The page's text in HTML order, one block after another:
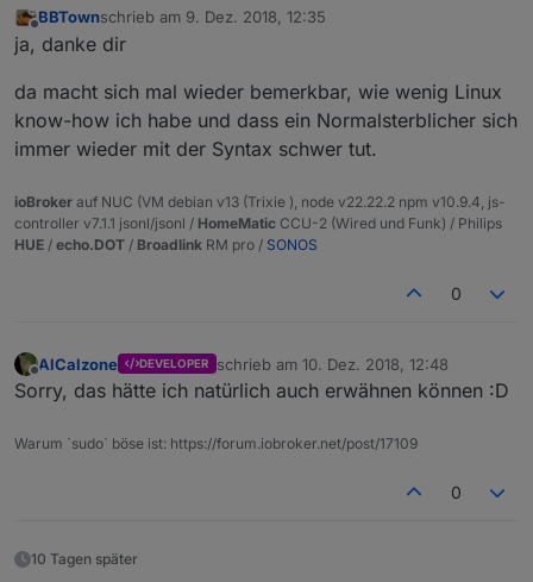
Offline
BBTownschrieb am 9. Dez. 2018, 12:35
zuletzt editiert von
ja, danke dir
da macht sich mal wieder bemerkbar, wie wenig Linux
know-how ich habe und dass ein Normalsterblicher sich
immer wieder mit der Syntax schwer tut.
ioBroker auf NUC (VM debian v13 (Trixie ), node v22.22.2 npm v10.9.4, js-
controller v7.1.1 jsonl/jsonl / HomeMatic CCU-2 (Wired und Funk) / Philips
HUE / echo.DOT / Broadlink RM pro / SONOS
0
AlCalzone DEVELOPER schrieb am 10. Dez. 2018, 12:48
zuletzt editiert von
Sorry, das hätte ich natürlich auch erwähnen können :D
Warum `sudo` böse ist: https://forum.iobroker.net/post/17109
0
10 Tagen später